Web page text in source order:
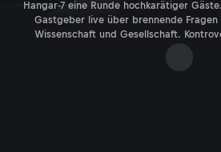
Hangar-7 eine Runde hochkarätiger
Gastgeber live über brennende
Wissenschaft und Gesellschaft.
lösungsorientiert: Der Talk im Hangar-7 bei